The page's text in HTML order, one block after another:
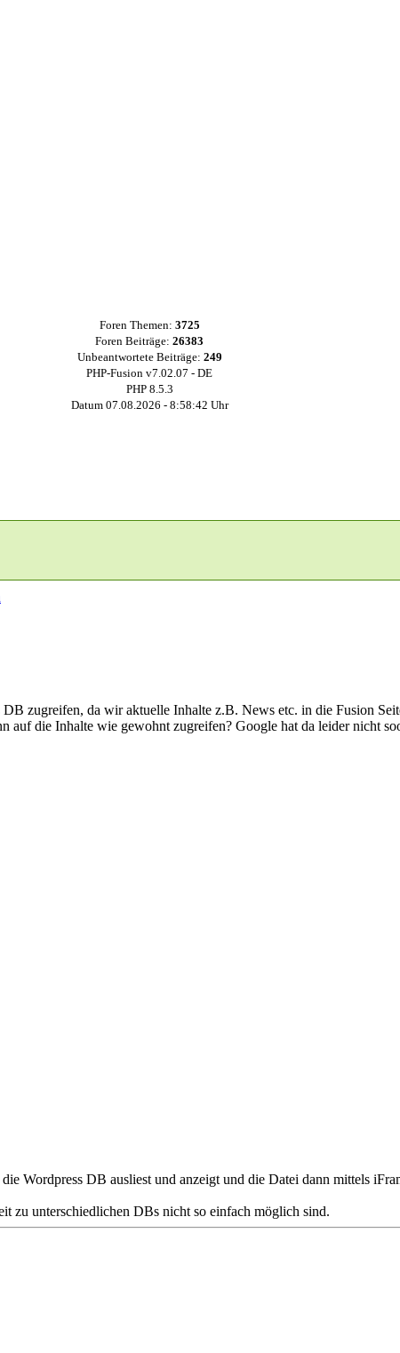
Foren Themen: 3725
Foren Beiträge: 26383
Unbeantwortete Beiträge: 249
PHP-Fusion v7.02.07 - DE
PHP 8.5.3
Datum 07.08.2026 - 8:58:42 Uhr
zugreifen, da wir aktuelle Inhalte z.B. News etc. in die Fusion
auf die Inhalte wie gewohnt zugreifen? Google hat da leider nicht
Wordpress DB ausliest und anzeigt und die Datei dann mittels
zu unterschiedlichen DBs nicht so einfach möglich sind.